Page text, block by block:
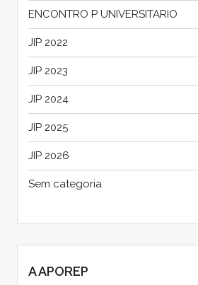
ENCONTRO P UNIVERSITARIO
JIP 2022
JIP 2023
JIP 2024
JIP 2025
JIP 2026
Sem categoria
A APOREP